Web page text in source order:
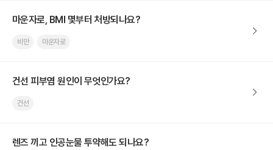
마운자로, BMI 몇부터 처방되나요?
비만 마운자로
건선 피부염 원인이 무엇인가요?
건선
렌즈 끼고 인공눈물 투약해도 되나요?